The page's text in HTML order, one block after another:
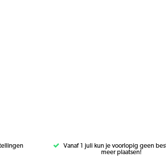
Vanaf 1 juli kun je voorlopig geen
meer plaatsen!